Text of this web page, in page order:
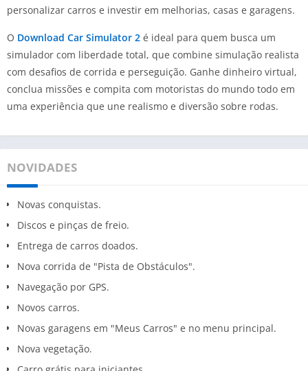
personalizar carros e investir em melhorias, casas e garagens.
O Download Car Simulator 2 é ideal para quem busca um
simulador com liberdade total, que combine simulação realista
com desafios de corrida e perseguição. Ganhe dinheiro virtual,
conclua missões e compita com motoristas do mundo todo em
uma experiência que une realismo e diversão sobre rodas.
NOVIDADES
Novas conquistas.
Discos e pinças de freio.
Entrega de carros doados.
Nova corrida de "Pista de Obstáculos".
Navegação por GPS.
Novos carros.
Novas garagens em "Meus Carros" e no menu principal.
Nova vegetação.